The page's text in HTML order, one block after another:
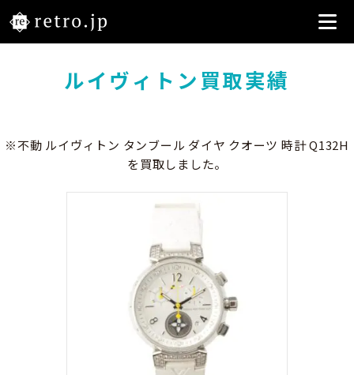
ルイヴィトン買取実績
※不動 ルイヴィトン タンブール ダイヤ クオーツ 時計 Q132H
を買取しました。